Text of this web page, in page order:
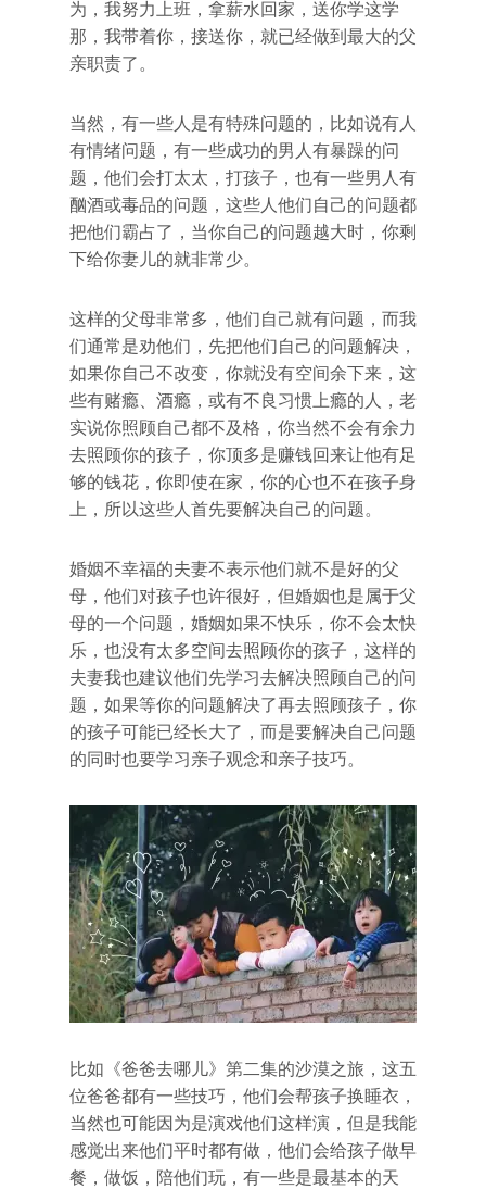
为，我努力上班，拿薪水回家，送你学这学
那，我带着你，接送你，就已经做到最大的父
亲职责了。
当然，有一些人是有特殊问题的，比如说有人
有情绪问题，有一些成功的男人有暴躁的问
题，他们会打太太，打孩子，也有一些男人有
酗酒或毒品的问题，这些人他们自己的问题都
把他们霸占了，当你自己的问题越大时，你剩
下给你妻儿的就非常少。
这样的父母非常多，他们自己就有问题，而我
们通常是劝他们，先把他们自己的问题解决，
如果你自己不改变，你就没有空间余下来，这
些有赌瘾、酒瘾，或有不良习惯上瘾的人，老
实说你照顾自己都不及格，你当然不会有余力
去照顾你的孩子，你顶多是赚钱回来让他有足
够的钱花，你即使在家，你的心也不在孩子身
上，所以这些人首先要解决自己的问题。
婚姻不幸福的夫妻不表示他们就不是好的父
母，他们对孩子也许很好，但婚姻也是属于父
母的一个问题，婚姻如果不快乐，你不会太快
乐，也没有太多空间去照顾你的孩子，这样的
夫妻我也建议他们先学习去解决照顾自己的问
题，如果等你的问题解决了再去照顾孩子，你
的孩子可能已经长大了，而是要解决自己问题
的同时也要学习亲子观念和亲子技巧。
比如《爸爸去哪儿》第二集的沙漠之旅，这五
位爸爸都有一些技巧，他们会帮孩子换睡衣，
当然也可能因为是演戏他们这样演，但是我能
感觉出来他们平时都有做，他们会给孩子做早
餐，做饭，陪他们玩，有一些是最基本的天